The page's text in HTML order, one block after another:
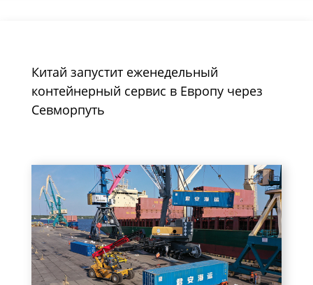
Китай запустит еженедельный
контейнерный сервис в Европу через
Севморпуть